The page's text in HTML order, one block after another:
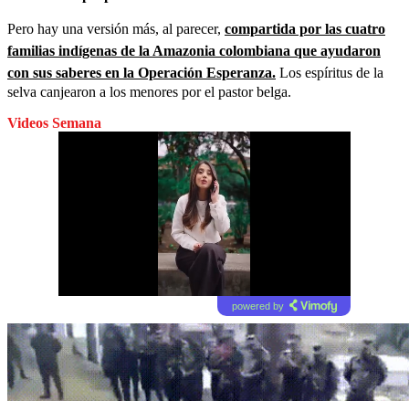
Pero hay una versión más, al parecer, compartida por las cuatro
familias indígenas de la Amazonia colombiana que ayudaron
con sus saberes en la Operación Esperanza. Los espíritus de la
selva canjearon a los menores por el pastor belga.
Videos Semana
powered by